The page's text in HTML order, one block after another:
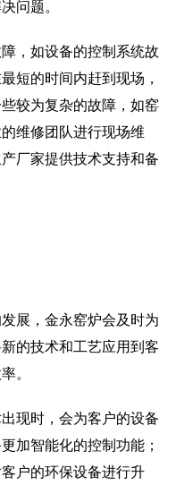
问题。
，如设备的控制系统故
短的时间内赶到现场，
较为复杂的故障，如窑
维修团队进行现场维
厂家提供技术支持和备
展，金永窑炉会及时为
的技术和工艺应用到客
。
现时，会为客户的设备
加智能化的控制功能；
户的环保设备进行升